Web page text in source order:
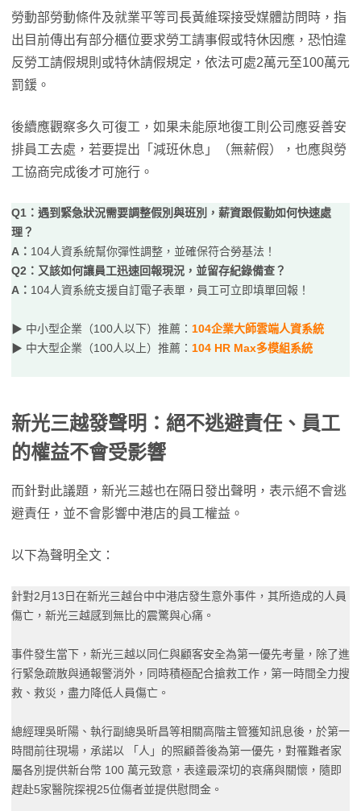
勞動部勞動條件及就業平等司長黃維琛接受媒體訪問時，指
出目前傳出有部分櫃位要求勞工請事假或特休因應，恐怕違
反勞工請假規則或特休請假規定，依法可處2萬元至100萬元
罰鍰。
後續應觀察多久可復工，如果未能原地復工則公司應妥善安
排員工去處，若要提出「減班休息」（無薪假），也應與勞
工協商完成後才可施行。
Q1：遇到緊急狀況需要調整假別與班別，薪資跟假勤如何快速處
理？
A： 104人資系統幫你彈性調整，並確保符合勞基法！
Q2：又該如何讓員工迅速回報現況，並留存紀錄備查？
A： 104人資系統支援自訂電子表單，員工可立即填單回報！
▶ 中小型企業（100人以下）推薦： 104企業大師雲端人資系統
▶ 中大型企業（100人以上）推薦： 104 HR Max多模組系統
新光三越發聲明：絕不逃避責任、員工
的權益不會受影響
而針對此議題，新光三越也在隔日發出聲明，表示絕不會逃
避責任，並不會影響中港店的員工權益。
以下為聲明全文：
針對2月13日在新光三越台中中港店發生意外事件，其所造成的人員
傷亡，新光三越感到無比的震驚與心痛。
事件發生當下，新光三越以同仁與顧客安全為第一優先考量，除了進
行緊急疏散與通報警消外，同時積極配合搶救工作，第一時間全力搜
救、救災，盡力降低人員傷亡。
總經理吳昕陽、執行副總吳昕昌等相關高階主管獲知訊息後，於第一
時間前往現場，承諾以 「人」的照顧善後為第一優先，對罹難者家
屬各別提供新台幣 100 萬元致意，表達最深切的哀痛與關懷，隨即
趕赴5家醫院探視25位傷者並提供慰問金。